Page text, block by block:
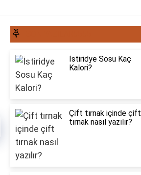
İstiridye Sosu Kaç
Kalori?
Çift tırnak içinde çift
tırnak nasıl yazılır?